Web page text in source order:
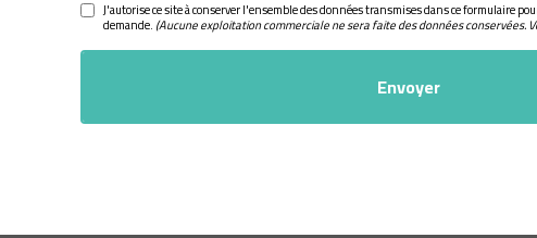
J'autorise ce site à conserver l'ensemble des données transmises dans ce formulaire
demande. (Aucune exploitation commerciale ne sera faite des données conservées.